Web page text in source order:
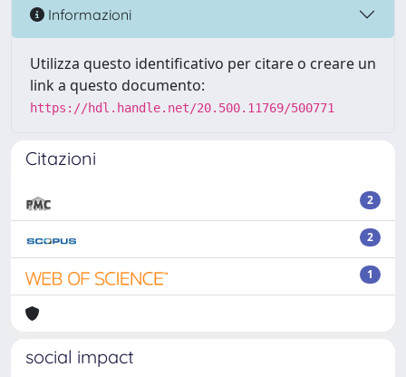
Informazioni
Utilizza questo identificativo per citare o creare un
link a questo documento:
https://hdl.handle.net/20.500.11769/500771
Citazioni
2
2
1
social impact